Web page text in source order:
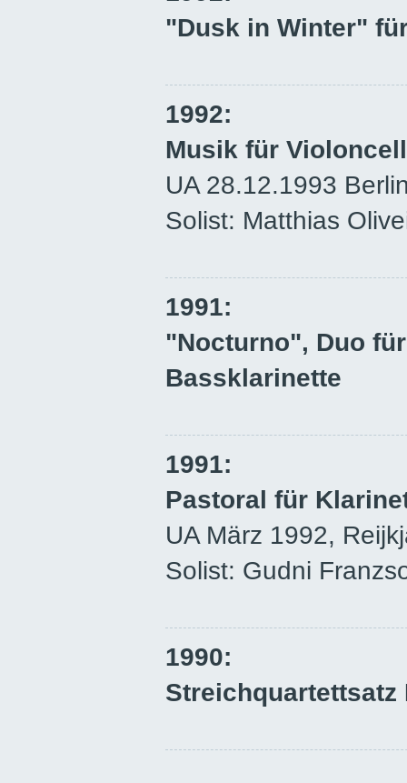
"Dusk in Winter"
1992:
Musik für
UA 28.12.1993
Solist: Matthias
1991:
"Nocturno", Duo
Bassklarinette
1991:
Pastoral für
UA März 1992,
Solist: Gudni
1990:
Streichquartettsatz